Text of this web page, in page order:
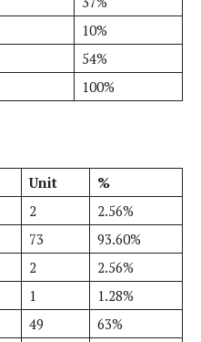
10%
54%
100%
Unit
%
2
2.56%
73
93.60%
2
2.56%
1
1.28%
49
63%